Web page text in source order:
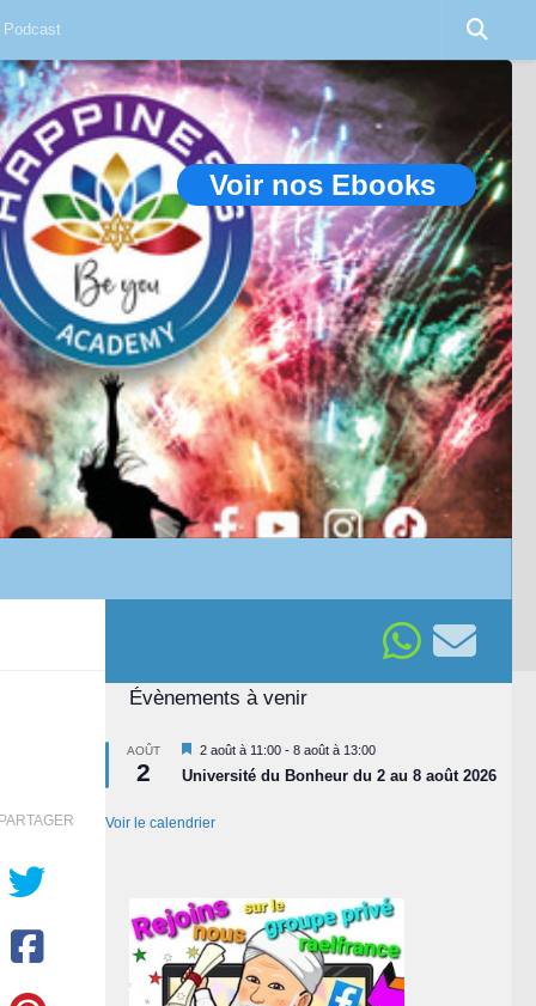
Voir nos Ebooks
Évènements à venir
AOÛT
2
Mis
en
avant
2 août à 11:00 - 8 août à 13:00
Université du Bonheur du 2 au 8 août 2026
Voir le calendrier